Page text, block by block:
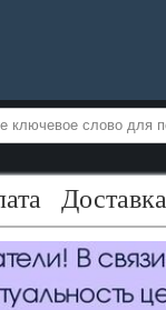
Доставка